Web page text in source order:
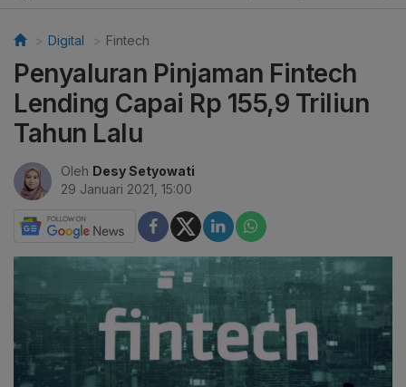
Digital Fintech
Penyaluran Pinjaman Fintech
Lending Capai Rp 155,9 Triliun
Tahun Lalu
Oleh Desy Setyowati
29 Januari 2021, 15:00